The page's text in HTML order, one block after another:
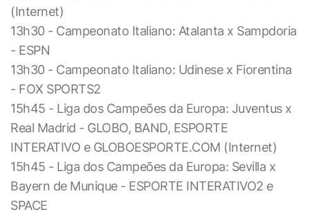
(Internet)
13h30 - Campeonato Italiano: Atalanta x Sampdoria
- ESPN
13h30 - Campeonato Italiano: Udinese x Fiorentina
- FOX SPORTS2
15h45 - Liga dos Campeões da Europa: Juventus x
Real Madrid - GLOBO, BAND, ESPORTE
INTERATIVO e GLOBOESPORTE.COM (Internet)
15h45 - Liga dos Campeões da Europa: Sevilla x
Bayern de Munique - ESPORTE INTERATIVO2 e
SPACE